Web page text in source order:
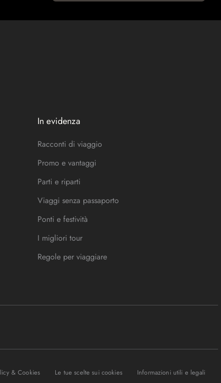
In evidenza
Racconti di viaggio
Promo e vantaggi
Parti e riparti
Viaggi senza passaporto
Ponti e festività
I migliori tour
Regole per viaggiare
& Cookies Le tue scelte sui cookies Informazioni utili e legali